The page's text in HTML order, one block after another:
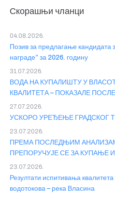
Скорашњи чланци
Позив за предлагање кандидата
награде” за 2026. годину
04.08.2026.
ВОДА НА КУПАЛИШТУ У
КВАЛИТЕТА – ПОКАЗАЛЕ
31.07.2026.
УСКОРО УРЕЂЕЊЕ ГРАДСКОГ
27.07.2026.
ПРЕМА ПОСЛЕДЊИМ
ПРЕПОРУЧУЈЕ СЕ ЗА КУПАЊЕ
23.07.2026.
Резултати испитивања
водотокова – река Власина
23.07.2026.